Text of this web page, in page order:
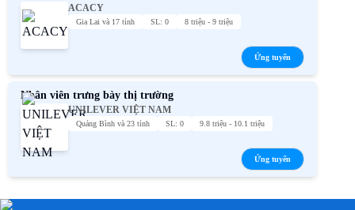
ACACY
Gia Lai và 17 tỉnh SL: 0 8 triệu - 9 triệu
Ứng tuyển
Nhân viên trưng bày thị trường
UNILEVER VIỆT NAM
Quảng Bình và 23 tỉnh SL: 0 9.8 triệu - 10.1 triệu
Ứng tuyển